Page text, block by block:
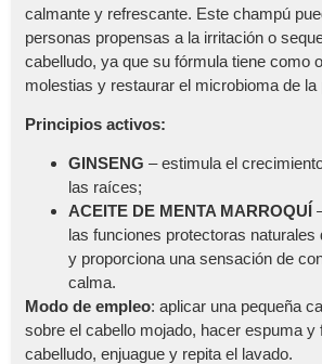
calmante y refrescante. Este champú
personas propensas a la irritación o
cabelludo, ya que su fórmula tiene como
molestias y restaurar el microbioma de la
Principios activos:
GINSENG – estimula el
las raíces;
ACEITE DE MENTA MARROQUÍ
las funciones protectoras naturales
y proporciona una sensación de
calma.
Modo de empleo: aplicar una pequeña
sobre el cabello mojado, hacer espuma y
cabelludo, enjuague y repita el lavado.